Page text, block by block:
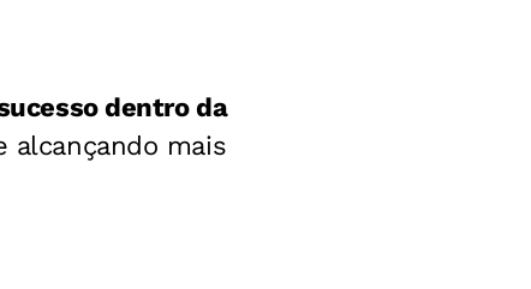
dentro da
alcançando mais